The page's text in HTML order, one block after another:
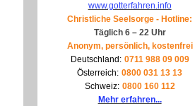
www.gotterfahren.info
Christliche Seelsorge - Hotline:
Täglich 6 – 22 Uhr
Anonym, persönlich, kostenfrei
Deutschland: 0711 988 09 009
Österreich: 0800 031 13 13
Schweiz: 0800 160 112
Mehr erfahren...